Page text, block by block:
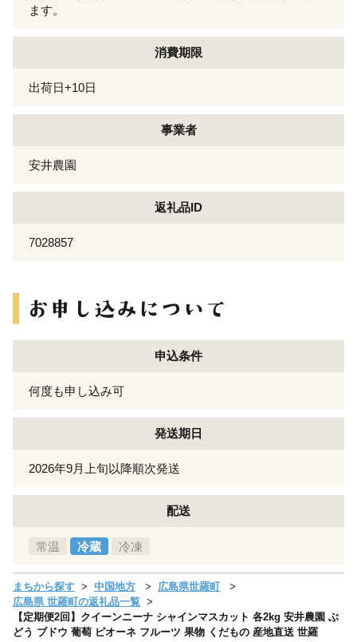
ます。
消費期限
出荷日+10日
事業者
安井農園
返礼品ID
7028857
申込条件
何度も申し込み可
発送期日
2026年9月上旬以降順次発送
配送
常温 冷蔵 冷凍
まちから探す 中国地方
広島県世羅町
広島県 世羅町の返礼品一覧
【定期便2回】クイーンニーナ シャインマスカット 各2kg 安井農園 ぶ
どう ブドウ 葡萄 ピオーネ フルーツ 果物 くだもの 産地直送 世羅